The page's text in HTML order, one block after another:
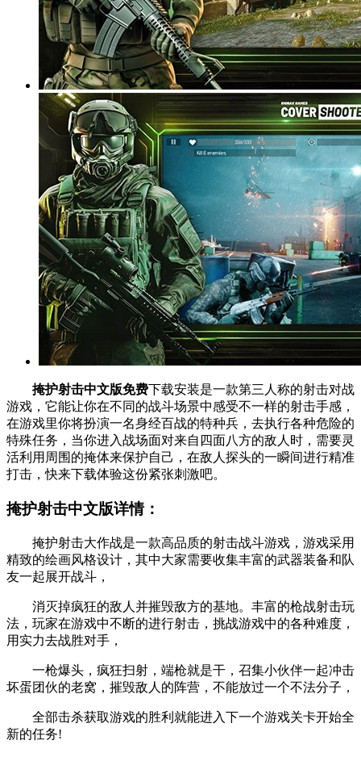
掩护射击中文版免费下载安装是一款第三人称的射击对战
游戏，它能让你在不同的战斗场景中感受不一样的射击手感，
在游戏里你将扮演一名身经百战的特种兵，去执行各种危险的
特殊任务，当你进入战场面对来自四面八方的敌人时，需要灵
活利用周围的掩体来保护自己，在敌人探头的一瞬间进行精准
打击，快来下载体验这份紧张刺激吧。
掩护射击中文版详情：
掩护射击大作战是一款高品质的射击战斗游戏，游戏采用
精致的绘画风格设计，其中大家需要收集丰富的武器装备和队
友一起展开战斗，
消灭掉疯狂的敌人并摧毁敌方的基地。丰富的枪战射击玩
法，玩家在游戏中不断的进行射击，挑战游戏中的各种难度，
用实力去战胜对手，
一枪爆头，疯狂扫射，端枪就是干，召集小伙伴一起冲击
坏蛋团伙的老窝，摧毁敌人的阵营，不能放过一个不法分子，
全部击杀获取游戏的胜利就能进入下一个游戏关卡开始全
新的任务!